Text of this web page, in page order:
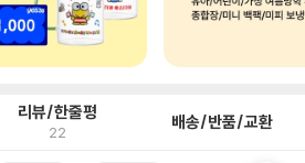
리뷰/한줄평
22 배송/반품/교환